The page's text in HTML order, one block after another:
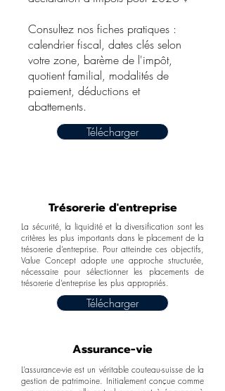
Consultez nos fiches pratiques :
calendrier fiscal, dates clés selon
votre zone, barème de l'impôt,
quotient familial, modalités de
paiement, déductions et
abattements.
Télécharger
Trésorerie d'entreprise
La sécurité, la liquidité et la diversification sont les
critères les plus importants dans le placement de la
trésorerie d’entreprise. Pour atteindre ces objectifs,
Value Concept adopte une approche structurée,
nécessaire pour sélectionner les placements de
trésorerie d’entreprise les plus appropriés.
Télécharger
Assurance-vie
L’assurance-vie est un véritable couteau-suisse de la
gestion de patrimoine. Initialement conçue comme